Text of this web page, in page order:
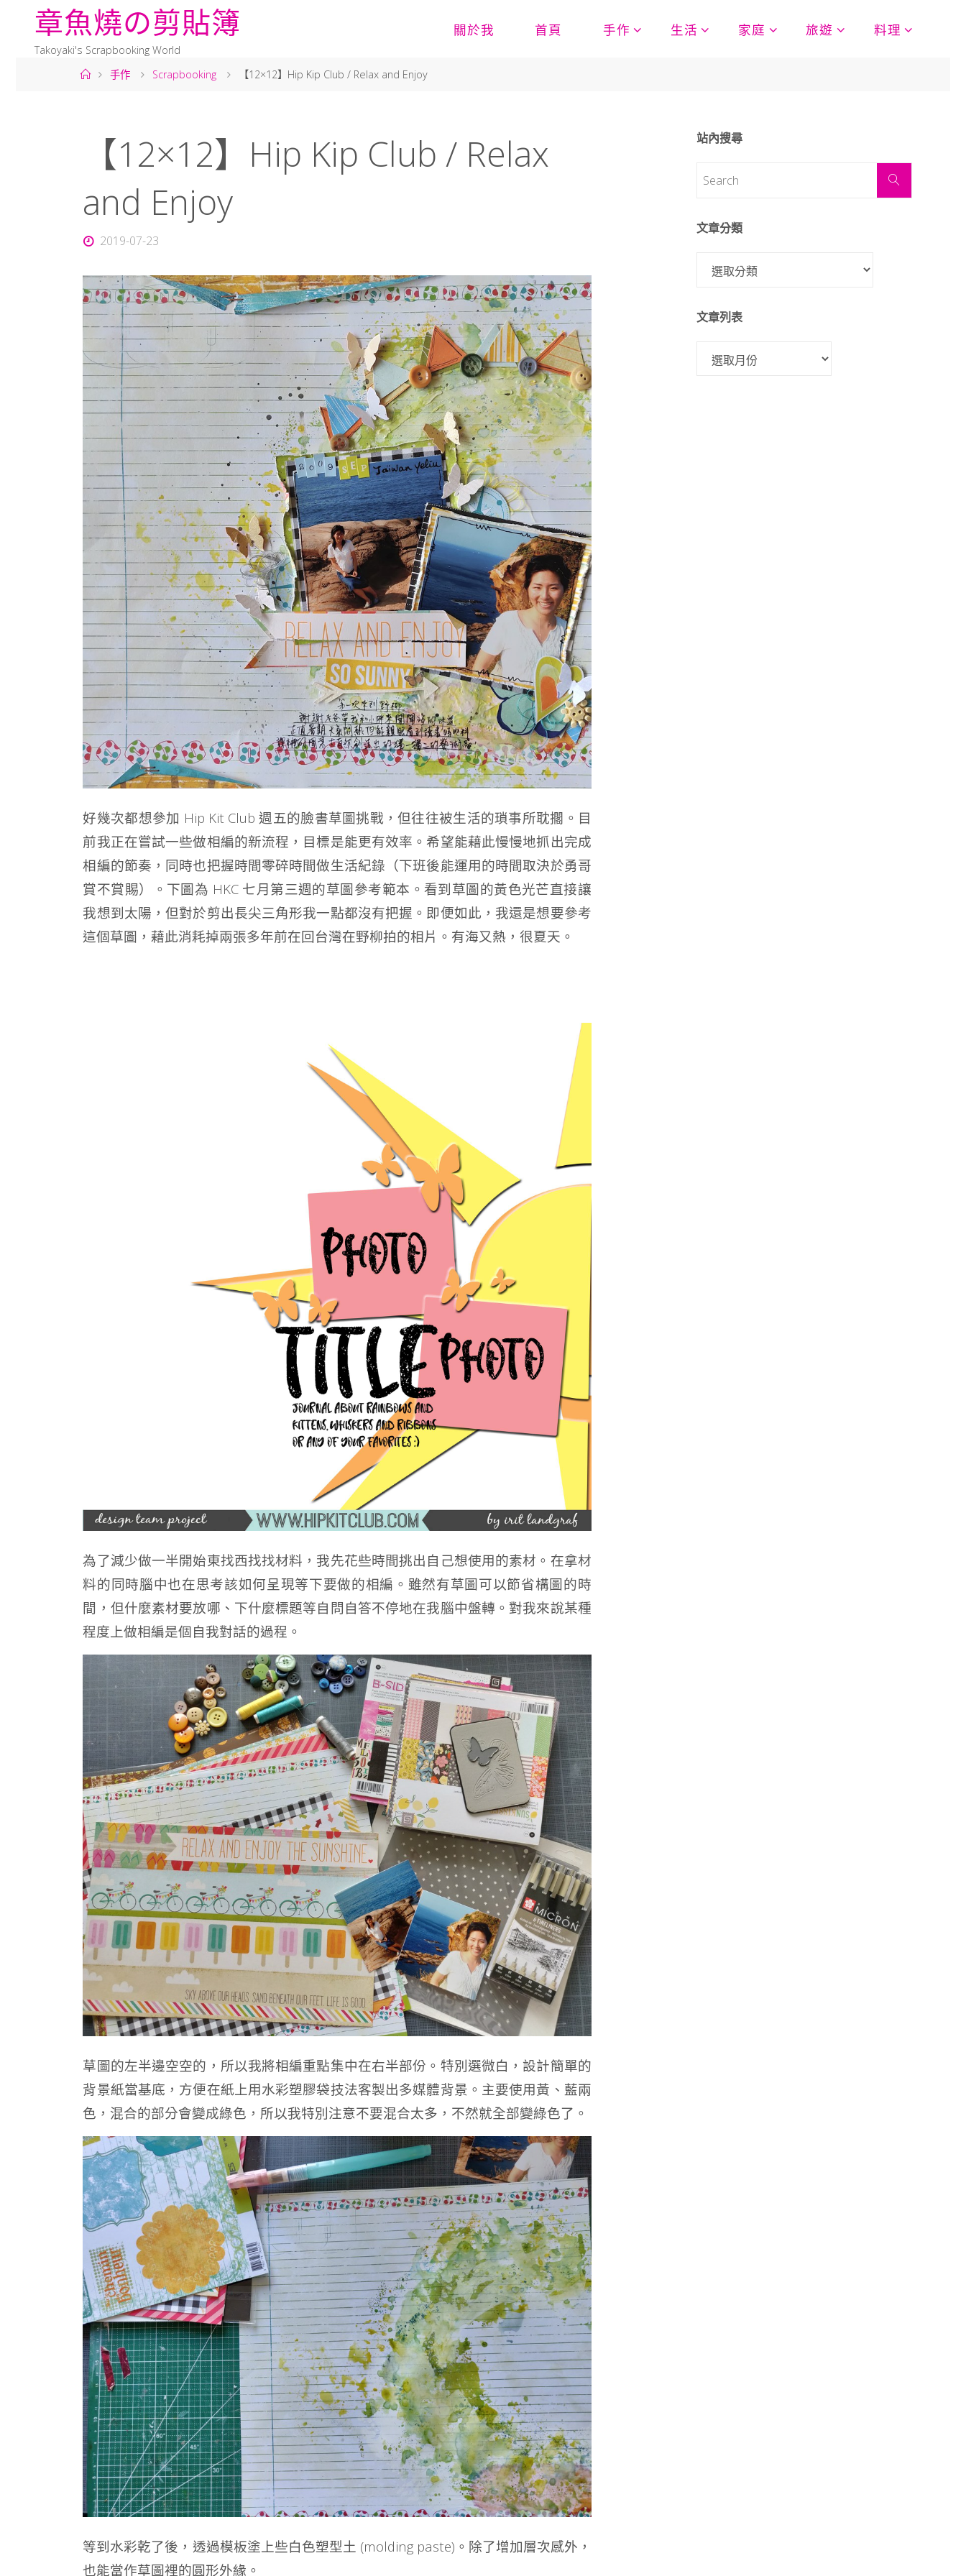
章魚燒の剪貼簿
Takoyaki's Scrapbooking World
關於我 首頁 手作 生活 家庭 旅遊 料理
手作 Scrapbooking 【12×12】Hip Kip Club / Relax and Enjoy
【12×12】Hip Kip Club / Relax
and Enjoy
2019-07-23
好幾次都想參加 Hip Kit Club 週五的臉書草圖挑戰，但往往被生活的瑣事所耽擱。目
前我正在嘗試一些做相編的新流程，目標是能更有效率。希望能藉此慢慢地抓出完成
相編的節奏，同時也把握時間零碎時間做生活紀錄（下班後能運用的時間取決於勇哥
賞不賞賜）。下圖為 HKC 七月第三週的草圖參考範本。看到草圖的黃色光芒直接讓
我想到太陽，但對於剪出長尖三角形我一點都沒有把握。即便如此，我還是想要參考
這個草圖，藉此消耗掉兩張多年前在回台灣在野柳拍的相片。有海又熱，很夏天。
為了減少做一半開始東找西找找材料，我先花些時間挑出自己想使用的素材。在拿材
料的同時腦中也在思考該如何呈現等下要做的相編。雖然有草圖可以節省構圖的時
間，但什麼素材要放哪、下什麼標題等自問自答不停地在我腦中盤轉。對我來說某種
程度上做相編是個自我對話的過程。
草圖的左半邊空空的，所以我將相編重點集中在右半部份。特別選微白，設計簡單的
背景紙當基底，方便在紙上用水彩塑膠袋技法客製出多媒體背景。主要使用黃、藍兩
色，混合的部分會變成綠色，所以我特別注意不要混合太多，不然就全部變綠色了。
等到水彩乾了後，透過模板塗上些白色塑型土 (molding paste)。除了增加層次感外，
也能當作草圖裡的圓形外緣。
站內搜尋
文章分類
文章列表